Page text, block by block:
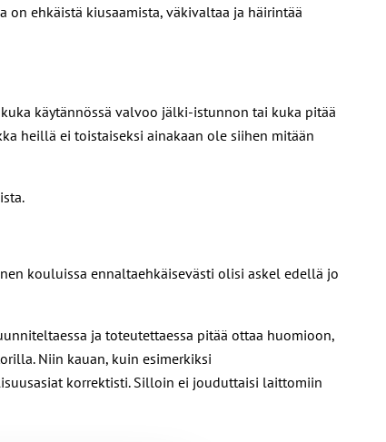
ehkäistä kiusaamista, väkivaltaa ja häirintää
käytännössä valvoo jälki-istunnon tai kuka pitää
heillä ei toistaiseksi ainakaan ole siihen mitään
kouluissa ennaltaehkäisevästi olisi askel edellä jo
ja toteutettaessa pitää ottaa huomioon,
Niin kauan, kuin esimerkiksi
korrektisti. Silloin ei jouduttaisi laittomiin